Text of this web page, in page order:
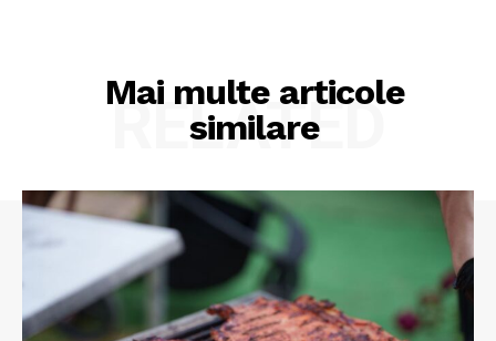
Mai multe articole
similare
RELATED